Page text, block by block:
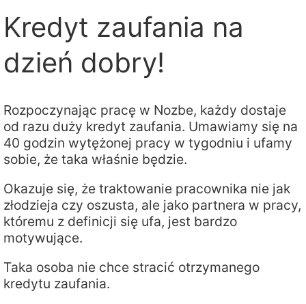
Kredyt zaufania na
dzień dobry!
Rozpoczynając pracę w Nozbe, każdy dostaje
od razu duży kredyt zaufania. Umawiamy się na
40 godzin wytężonej pracy w tygodniu i ufamy
sobie, że taka właśnie będzie.
Okazuje się, że traktowanie pracownika nie jak
złodzieja czy oszusta, ale jako partnera w pracy,
któremu z definicji się ufa, jest bardzo
motywujące.
Taka osoba nie chce stracić otrzymanego
kredytu zaufania.